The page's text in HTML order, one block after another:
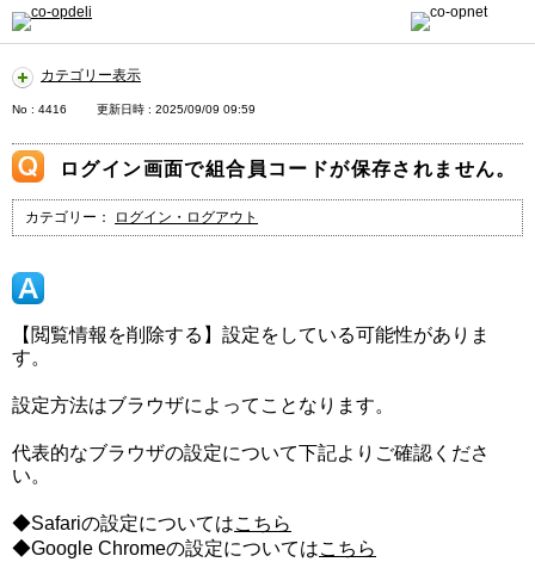
カテゴリー表示
No : 4416 更新日時 : 2025/09/09 09:59
ログイン画面で組合員コードが保存されません。
カテゴリー： ログイン・ログアウト
【閲覧情報を削除する】設定をしている可能性がありま
す。
設定方法はブラウザによってことなります。
代表的なブラウザの設定について下記よりご確認くださ
い。
◆Safariの設定についてはこちら
◆Google Chromeの設定についてはこちら